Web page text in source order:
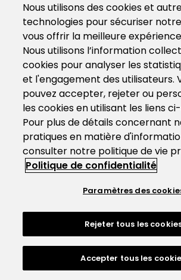
Nous utilisons des cookies et
technologies pour sécuriser
vous offrir la meilleure
Nous utilisons l’information
cookies pour analyser les
et l'engagement des utilisateurs.
pouvez accepter, rejeter ou
les cookies en utilisant les liens
Pour plus de détails concernant
pratiques en matière
consulter notre politique de vie
Politique de confidentialité
Paramètres des
Rejeter tous les
Accepter tous les